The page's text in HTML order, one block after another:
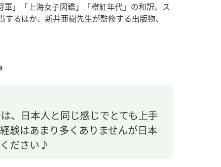
」「上海女子図鑑」「橙紅年代」の和訳、ス
るほか、新井亜樹先生が監修する出版物、
自信を持って、私と一緒に、新しい自分を発見する旅へ .(•̀ᴗ•́)و
、日本人と同じ感じでとても上手
験はあまり多くありませんが日本
ださい♪